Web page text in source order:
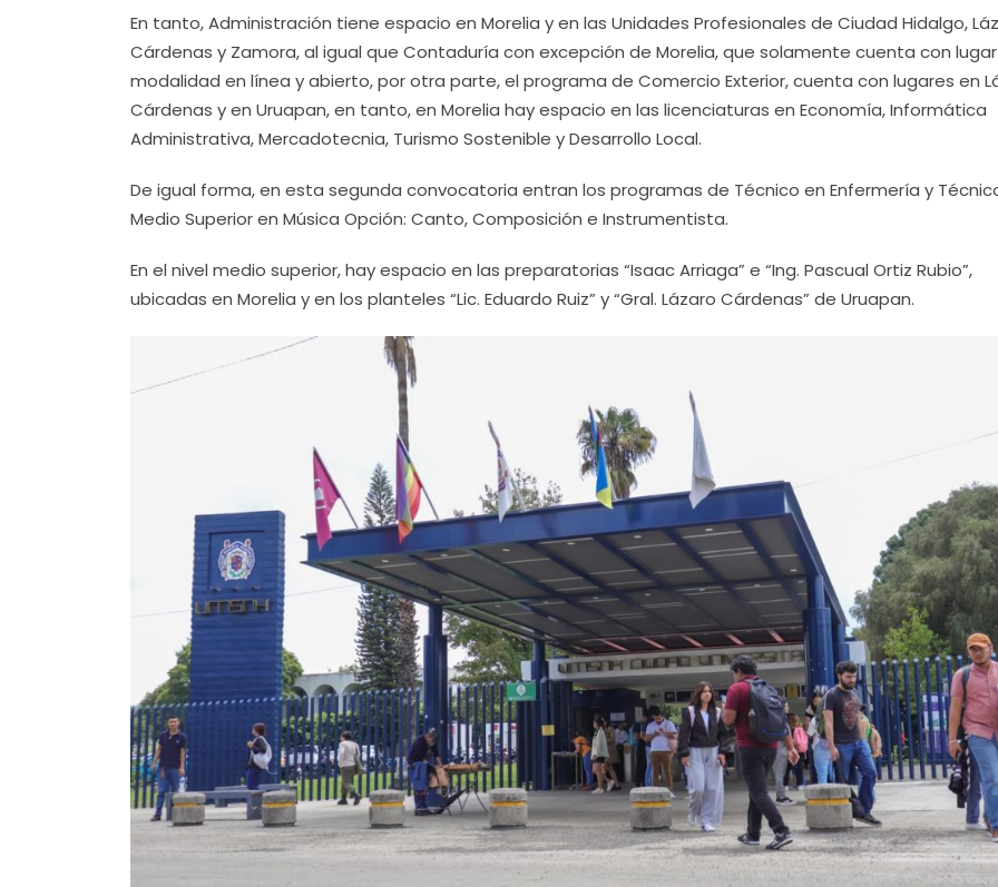
En tanto, Administración tiene espacio en Morelia y en las Unidades Profesionales de Ciudad Hidalgo,
Cárdenas y Zamora, al igual que Contaduría con excepción de Morelia, que solamente cuenta con
modalidad en línea y abierto, por otra parte, el programa de Comercio Exterior, cuenta con lugares en
Cárdenas y en Uruapan, en tanto, en Morelia hay espacio en las licenciaturas en Economía, Informática
Administrativa, Mercadotecnia, Turismo Sostenible y Desarrollo Local.
De igual forma, en esta segunda convocatoria entran los programas de Técnico en Enfermería y
Medio Superior en Música Opción: Canto, Composición e Instrumentista.
En el nivel medio superior, hay espacio en las preparatorias “Isaac Arriaga” e “Ing. Pascual Ortiz Rubio”,
ubicadas en Morelia y en los planteles “Lic. Eduardo Ruiz” y “Gral. Lázaro Cárdenas” de Uruapan.